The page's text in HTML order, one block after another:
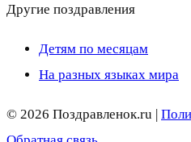
Другие поздравления
Детям по месяцам
На разных языках мира
© 2026 Поздравленок.ru |